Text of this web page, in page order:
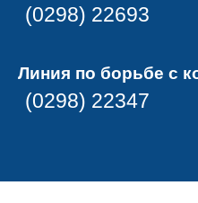
(0298) 22693
Линия по борьбе с
(0298) 22347